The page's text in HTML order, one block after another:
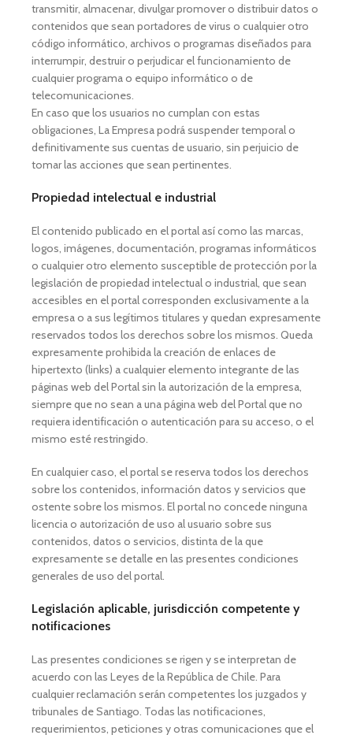
transmitir, almacenar, divulgar promover o distribuir datos o
contenidos que sean portadores de virus o cualquier otro
código informático, archivos o programas diseñados para
interrumpir, destruir o perjudicar el funcionamiento de
cualquier programa o equipo informático o de
telecomunicaciones.
En caso que los usuarios no cumplan con estas
obligaciones, La Empresa podrá suspender temporal o
definitivamente sus cuentas de usuario, sin perjuicio de
tomar las acciones que sean pertinentes.
Propiedad intelectual e industrial
El contenido publicado en el portal así como las marcas,
logos, imágenes, documentación, programas informáticos
o cualquier otro elemento susceptible de protección por la
legislación de propiedad intelectual o industrial, que sean
accesibles en el portal corresponden exclusivamente a la
empresa o a sus legítimos titulares y quedan expresamente
reservados todos los derechos sobre los mismos. Queda
expresamente prohibida la creación de enlaces de
hipertexto (links) a cualquier elemento integrante de las
páginas web del Portal sin la autorización de la empresa,
siempre que no sean a una página web del Portal que no
requiera identificación o autenticación para su acceso, o el
mismo esté restringido.
En cualquier caso, el portal se reserva todos los derechos
sobre los contenidos, información datos y servicios que
ostente sobre los mismos. El portal no concede ninguna
licencia o autorización de uso al usuario sobre sus
contenidos, datos o servicios, distinta de la que
expresamente se detalle en las presentes condiciones
generales de uso del portal.
Legislación aplicable, jurisdicción competente y
notificaciones
Las presentes condiciones se rigen y se interpretan de
acuerdo con las Leyes de la República de Chile. Para
cualquier reclamación serán competentes los juzgados y
tribunales de Santiago. Todas las notificaciones,
requerimientos, peticiones y otras comunicaciones que el